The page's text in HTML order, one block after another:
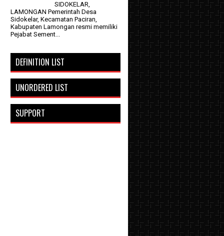
SIDOKELAR,
LAMONGAN Pemerintah Desa
Sidokelar, Kecamatan Paciran,
Kabupaten Lamongan resmi memiliki
Pejabat Sement...
DEFINITION LIST
UNORDERED LIST
SUPPORT